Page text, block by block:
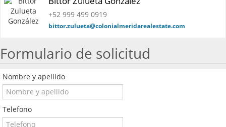
+52 999 499 0919
bittor.zulueta@colonialmeridarealestate.com
Formulario de solicitud
Nombre y apellido
Telefono